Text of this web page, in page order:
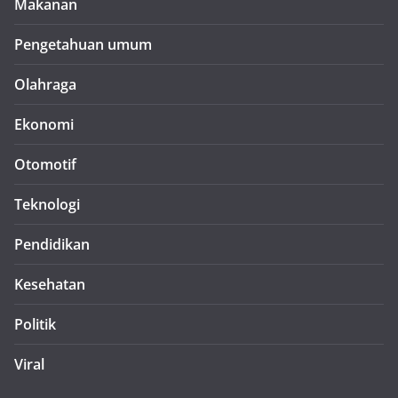
Makanan
Pengetahuan umum
Olahraga
Ekonomi
Otomotif
Teknologi
Pendidikan
Kesehatan
Politik
Viral